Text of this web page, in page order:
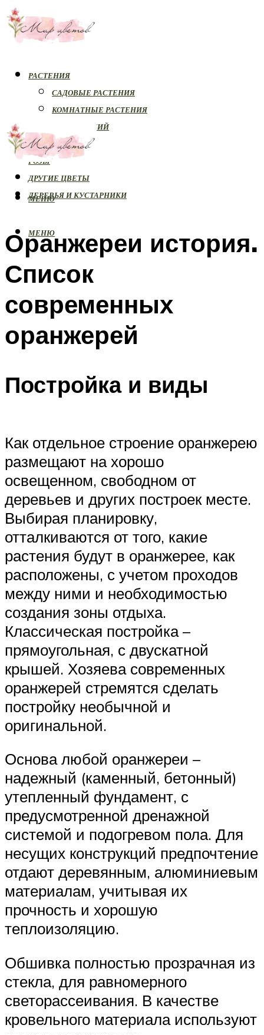
РАСТЕНИЯ
САДОВЫЕ РАСТЕНИЯ
КОМНАТНЫЕ РАСТЕНИЯ
БОЛЕЗНИ РАСТЕНИЙ
ОРХИДЕИ
РОЗЫ
ДРУГИЕ ЦВЕТЫ
ДЕРЕВЬЯ И КУСТАРНИКИ
МЕНЮ
МЕНЮ
Оранжереи история.
Список
современных
оранжерей
Постройка и виды
Как отдельное строение оранжерею
размещают на хорошо
освещенном, свободном от
деревьев и других построек месте.
Выбирая планировку,
отталкиваются от того, какие
растения будут в оранжерее, как
расположены, с учетом проходов
между ними и необходимостью
создания зоны отдыха.
Классическая постройка –
прямоугольная, с двускатной
крышей. Хозяева современных
оранжерей стремятся сделать
постройку необычной и
оригинальной.
Основа любой оранжереи –
надежный (каменный, бетонный)
утепленный фундамент, с
предусмотренной дренажной
системой и подогревом пола. Для
несущих конструкций предпочтение
отдают деревянным, алюминиевым
материалам, учитывая их
прочность и хорошую
теплоизоляцию.
Обшивка полностью прозрачная из
стекла, для равномерного
светорассеивания. В качестве
кровельного материала используют